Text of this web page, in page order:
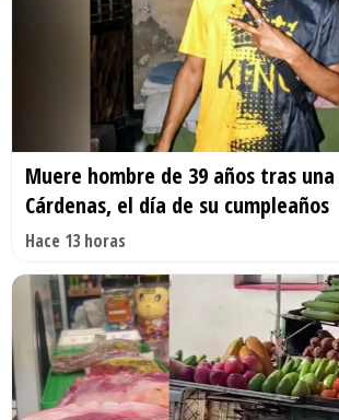
Muere hombre de 39 años tras
Cárdenas, el día de su cumpleaños
Hace 13 horas